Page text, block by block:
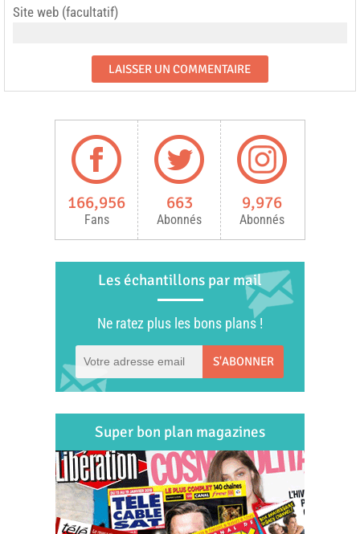
Site web (facultatif)
166,956
Fans
663
Abonnés
9,976
Abonnés
Les échantillons par mail
Ne ratez plus les bons plans !
S'ABONNER
Super bon plan magazines